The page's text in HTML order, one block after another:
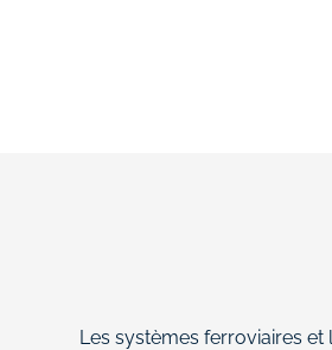
Les systèmes ferroviaires